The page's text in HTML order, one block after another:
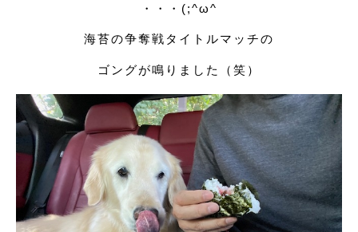
・・・(;^ω^
海苔の争奪戦タイトルマッチの
ゴングが鳴りました（笑）